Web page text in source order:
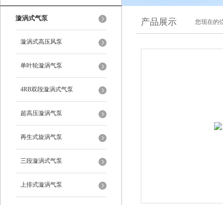
漩涡式气泵
漩涡式高压风泵
单叶轮漩涡气泵
4RB双段漩涡式气泵
超高压漩涡气泵
再生式旋涡气泵
三段漩涡式气泵
上排式漩涡气泵
产品展示 您现在的